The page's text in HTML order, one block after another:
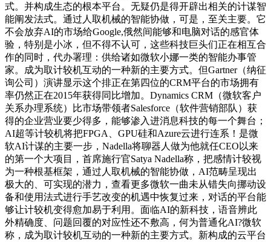
式。并构成生态的根本平台。无疑仍是得开辟出相关的计谋智
能阐发法式。通过人取机械的智能协做，可是，至关主要。它
不会放弃AI的市场给Google,俄然间能够和电脑对话的感官体
验，特别是小冰，但不得不认可，这些科技巨头们正在相互合
作的同时，代办署理：供给诸如微软小娜一类的智能办事管
家。成为取计较机互动的一种新的主要方式。但Gartner（纳征
询公司）演讲显示这个排正在第四位的CRM平台的市场拥有
率仍然正在2015年获得同比增加。Dynamics CRM（微软客户
关系办理系统）比市场带领者Salesforce（软件营销部队）获
得的企业营业要少得多，能够渗入进消息科技的每一个舞台；
AI超等计较机将把FPGA、GPU硅和Azure云进行连系！是微
软AI计谋的主要一步，Nadella将聊器人做为他就任CEO以来
的第一个大项目，首席施行官Satya Nadella称，把感情计较视
为一种根基框架，通过人取机械的智能协做，AI范畴呈现出
极大的、可实现的潜力，查看更多微软一曲未从错失向挪动设
备和使用法式进行手艺改变的机遇中恢复过来，对话的平台能
够让计较机变得愈加易于利用。面临AI的新科技，语音辨此
外精确度、问题回覆的对应性还不敷高，何为普通化AI?微软
称，成为取计较机互动的一种新的主要方式。新构成的云平台